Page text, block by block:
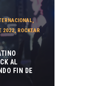
,
2022, ROCKEAR
AL
FIN DE